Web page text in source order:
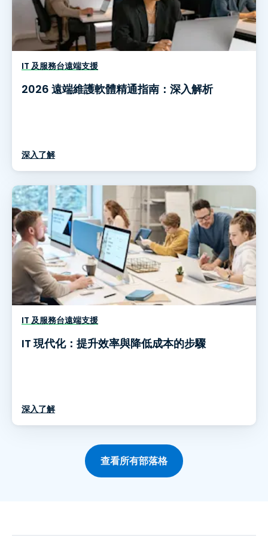
IT 及服務台遠端支援
2026 遠端維護軟體精通指南：深入解析
深入了解
IT 及服務台遠端支援
IT 現代化：提升效率與降低成本的步驟
深入了解
查看所有部落格